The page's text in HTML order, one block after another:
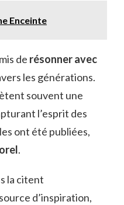
Enceinte
de résonner avec
les générations.
souvent une
l’esprit des
ont été publiées,
.
la citent
d’inspiration,